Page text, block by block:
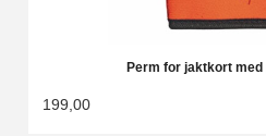
Perm for jaktkort
199,00